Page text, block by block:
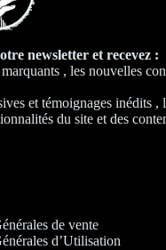
newsletter et recevez :
, les nouvelles
et témoignages inédits ,
du site et des
de vente
d’Utilisation